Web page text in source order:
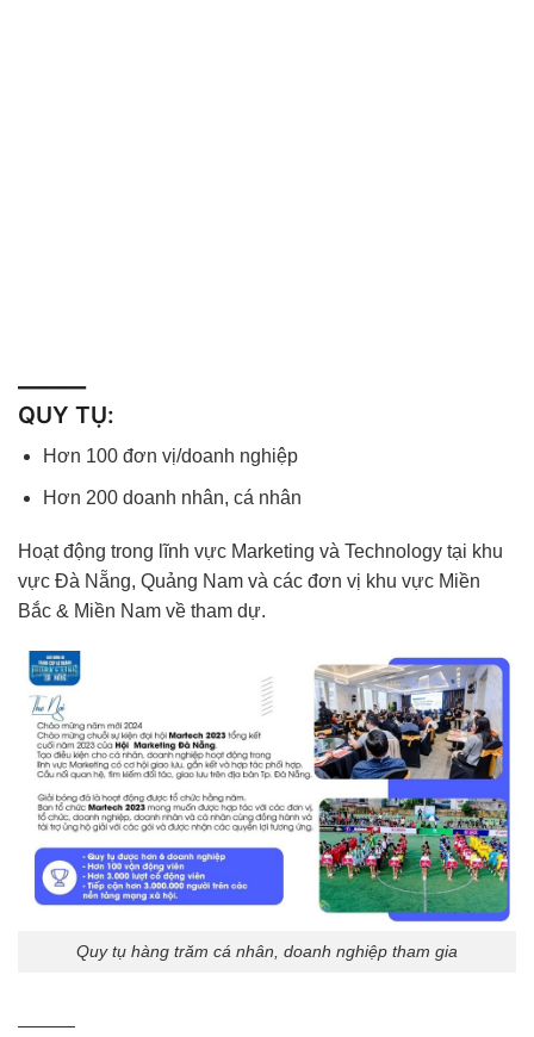
———
QUY TỤ:
Hơn 100 đơn vị/doanh nghiệp
Hơn 200 doanh nhân, cá nhân
Hoạt động trong lĩnh vực Marketing và Technology tại khu
vực Đà Nẵng, Quảng Nam và các đơn vị khu vực Miền
Bắc & Miền Nam về tham dự.
Quy tụ hàng trăm cá nhân, doanh nghiệp tham gia
———